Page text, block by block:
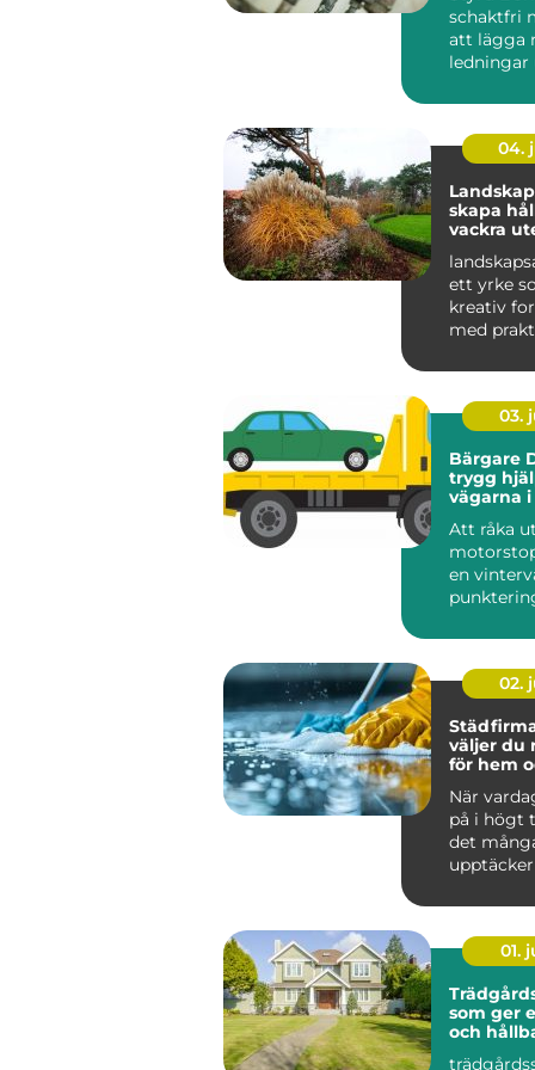
schaktfri
att lägga
ledningar
grä...
04.
skapa
vackra
ett yrke
kreativ
med
03.
Bärgare
trygg
vägarna i
Att råka
en
02.
Städfirma
väljer du
för hem
När
på i högt
det
hjälp a...
01.
som ger
och